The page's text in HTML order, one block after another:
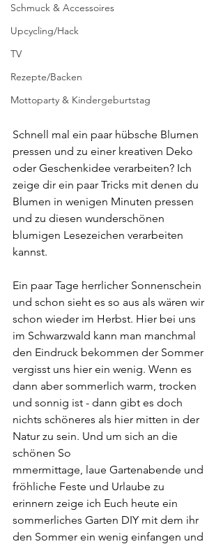
Schmuck & Accessoires
Upcycling/Hack
TV
Rezepte/Backen
Mottoparty & Kindergeburtstag
Schnell mal ein paar hübsche Blumen
pressen und zu einer kreativen Deko
oder Geschenkidee verarbeiten? Ich
zeige dir ein paar Tricks mit denen du
Blumen in wenigen Minuten pressen
und zu diesen wunderschönen
blumigen Lesezeichen verarbeiten
kannst.
Ein paar Tage herrlicher Sonnenschein
und schon sieht es so aus als wären wir
schon wieder im Herbst. Hier bei uns
im Schwarzwald kann man manchmal
den Eindruck bekommen der Sommer
vergisst uns hier ein wenig. Wenn es
dann aber sommerlich warm, trocken
und sonnig ist - dann gibt es doch
nichts schöneres als hier mitten in der
Natur zu sein. Und um sich an die
schönen So
mmermittage, laue Gartenabende und
fröhliche Feste und Urlaube zu
erinnern zeige ich Euch heute ein
sommerliches Garten DIY mit dem ihr
den Sommer ein wenig einfangen und